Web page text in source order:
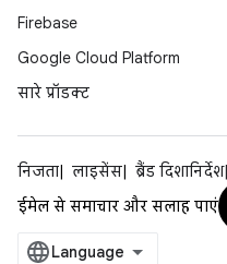
Firebase
Google Cloud Platform
सारे प्रॉडक्ट
निजता लाइसेंस ब्रैंड दिशानिर्देश
ईमेल से समाचार और सलाह पाएं